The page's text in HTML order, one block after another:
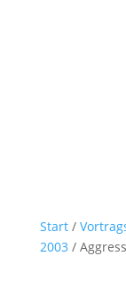
Start/
2003/